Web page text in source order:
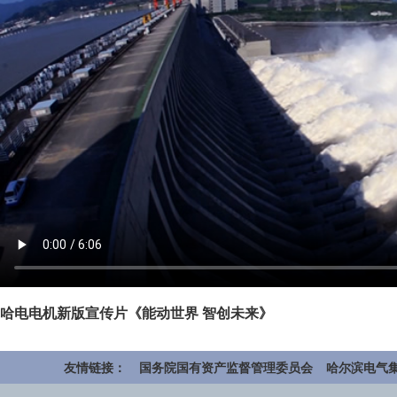
哈电电机新版宣传片《能动世界 智创未来》
友情链接： 国务院国有资产监督管理委员会 哈尔滨电气